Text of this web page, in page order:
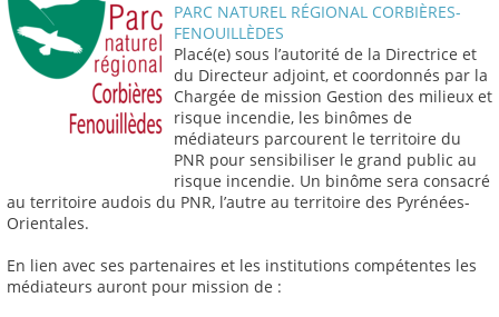
PARC NATUREL RÉGIONAL CORBIÈRES-
FENOUILLÈDES
Placé(e) sous l’autorité de la Directrice et
du Directeur adjoint, et coordonnés par la
Chargée de mission Gestion des milieux et
risque incendie, les binômes de
médiateurs parcourent le territoire du
PNR pour sensibiliser le grand public au
risque incendie. Un binôme sera consacré
au territoire audois du PNR, l’autre au territoire des Pyrénées-
Orientales.
En lien avec ses partenaires et les institutions compétentes les
médiateurs auront pour mission de :